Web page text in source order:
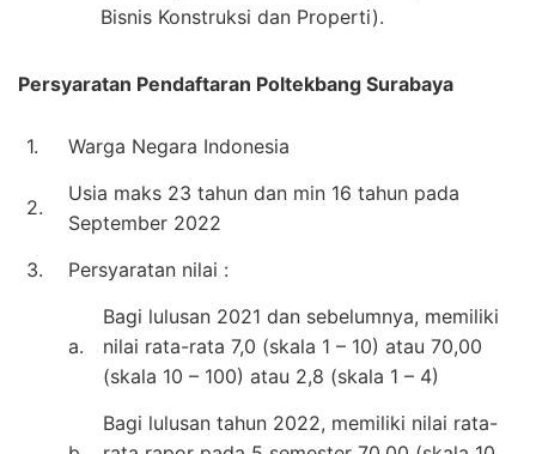
Bisnis Konstruksi dan Properti).
Persyaratan Pendaftaran Poltekbang Surabaya
1. Warga Negara Indonesia
2.
Usia maks 23 tahun dan min 16 tahun pada
September 2022
3.
Persyaratan nilai :
a.
Bagi lulusan 2021 dan sebelumnya, memiliki
nilai rata-rata 7,0 (skala 1 – 10) atau 70,00
(skala 10 – 100) atau 2,8 (skala 1 – 4)
Bagi lulusan tahun 2022, memiliki nilai rata-